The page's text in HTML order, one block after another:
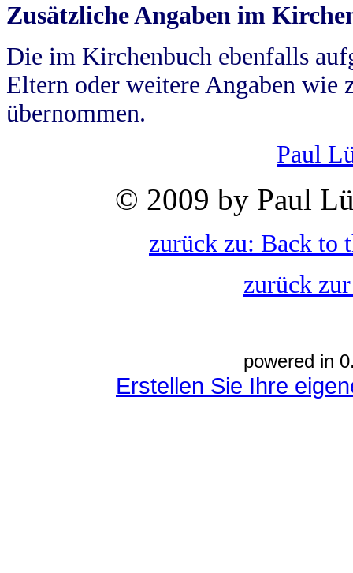
Zusätzliche Angaben im
Die im Kirchenbuch ebenfalls
Eltern oder weitere Angaben wie
übernommen.
Paul
© 2009 by Paul
zurück zu: Back to
zurück
powered in
Erstellen Sie Ihre